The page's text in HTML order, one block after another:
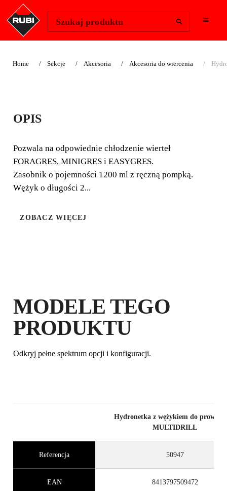
Szukaj produktu
Home Sekcje Akcesoria Akcesoria do wiercenia
HYDRONETKA DO
MULTIDRILL
Pozwala na odpowiednie chłodzenie wierteł
FORAGRES, MINIGRES i EASYGRES. Zasobnik o
pojemności 1200 ml z ręczną pompką. Wężyk o długości
2 m.
ZAREJSTRUJ PRODUKT W RUBI
ZDOBĄDŹDO 5
OPIS
Pozwala na odpowiednie chłodzenie wierteł
FORAGRES, MINIGRES i EASYGRES.
Zasobnik o pojemności 1200 ml z ręczną pompką.
Wężyk o długości 2...
ZOBACZ WIĘCEJ
MODELE TEGO
PRODUKTU
Odkryj pełne spektrum opcji i konfiguracji.
Hydronetka z wężykiem do
MULTIDRILL
Referencja 50947
EAN 8413797509472